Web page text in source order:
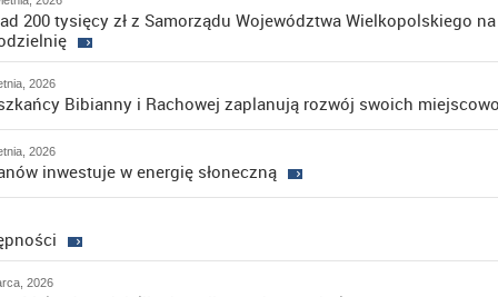
200 tysięcy zł z Samorządu Województwa Wielkopolskiego
2026
Bibianny i Rachowej zaplanują rozwój swoich
2026
inwestuje w energię słoneczną
2026